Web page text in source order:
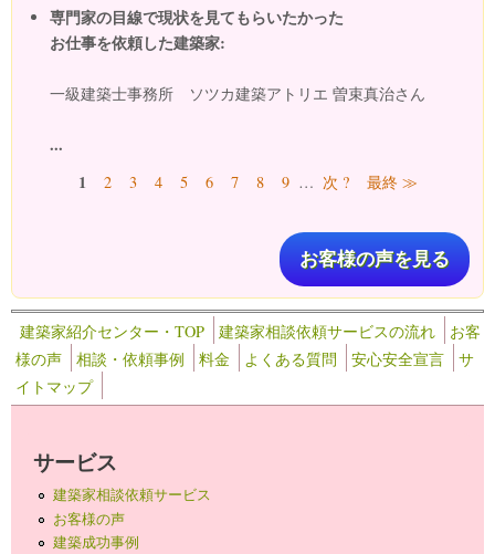
専門家の目線で現状を見てもらいたかった
お仕事を依頼した建築家:
一級建築士事務所 ソツカ建築アトリエ 曽束真治さん
...
ページ1 2 3 4 5 6 7 8 9 … 次 ? 最終 ≫
お客様の声を見る
建築家紹介センター・TOP 建築家相談依頼サービスの流れ
お客
様の声
相談・依頼事例 料金 よくある質問 安心安全宣言
サ
イトマップ
サービス
建築家相談依頼サービス
お客様の声
建築成功事例